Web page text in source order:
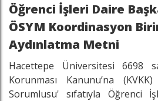
Öğrenci İşleri Daire
ÖSYM Koordinasyon
Aydınlatma Metni
Hacettepe Üniversitesi 6698
Korunması Kanunu’na
Sorumlusu' sıfatıyla Öğrenci